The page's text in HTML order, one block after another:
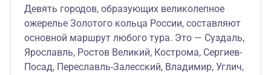
Девять городов, образующих великолепное
ожерелье Золотого кольца России, составляют
основной маршрут любого тура. Это — Суздаль,
Ярославль, Ростов Великий, Кострома, Сергиев-
Посад, Переславль-Залесский, Владимир, Углич,